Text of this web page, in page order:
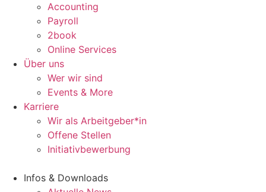
Accounting
Payroll
2book
Online Services
Über uns
Wer wir sind
Events & More
Karriere
Wir als Arbeitgeber*in
Offene Stellen
Initiativbewerbung
Infos & Downloads